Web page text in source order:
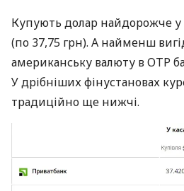
Купують долар найдорожче у
(по 37,75 грн). А найменш
американську валюту в OTP
У дрібніших фінустановах
традиційно ще нижчі.